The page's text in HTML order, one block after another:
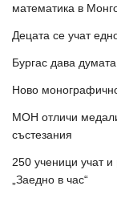
математика в
Децата се учат
Бургас дава
Ново
МОН отличи
състезания
250 ученици учат
„Заедно в час“